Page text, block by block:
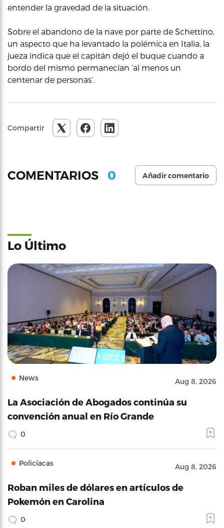
entender la gravedad de la situación.
Sobre el abandono de la nave por parte de Schettino,
un aspecto que ha levantado la polémica en Italia, la
jueza indica que el capitán dejó el buque cuando a
bordo del mismo permanecían ‘al menos un
centenar de personas’.
Compartir
COMENTARIOS 0 Añadir comentario
Lo Último
News Aug 8, 2026
La Asociación de Abogados continúa su
convención anual en Río Grande
0
Policíacas Aug 8, 2026
Roban miles de dólares en artículos de
Pokemón en Carolina
0